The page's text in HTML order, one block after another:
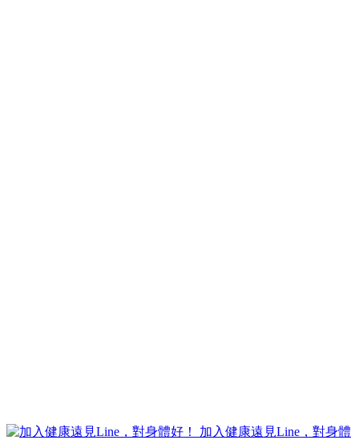
加入健康遠見Line，對身體